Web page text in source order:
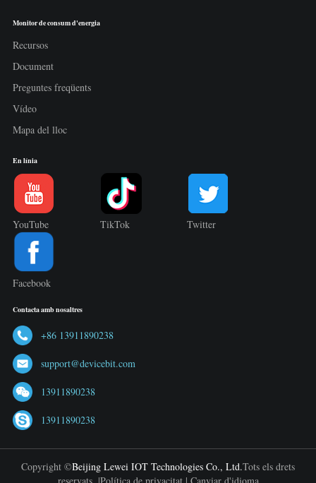
Monitor de consum d'energia
Recursos
Document
Preguntes freqüents
Vídeo
Mapa del lloc
En línia
YouTube TikTok Twitter
Facebook
Contacta amb nosaltres
+86 13911890238
support@devicebit.com
13911890238
13911890238
Copyright ©Beijing Lewei IOT Technologies Co., Ltd.Tots els drets
reservats. |Política de privacitat| Canviar d'idioma